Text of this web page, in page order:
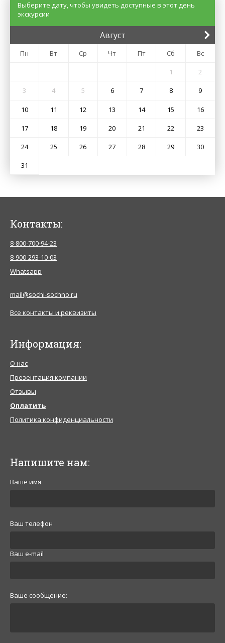
Выберите дату, чтобы увидеть доступные в этот день
экскурсии
Август
Пн Вт Ср Чт Пт Сб Вс
1 2
3 4 5 6 7 8 9
10 11 12 13 14 15 16
17 18 19 20 21 22 23
24 25 26 27 28 29 30
31
Контакты:
8-800-700-94-23
8-900-293-10-03
Whatsapp
mail@sochi-sochno.ru
Все контакты и реквизиты
Информация:
О нас
Презентация компании
Отзывы
Оплатить
Политика конфиденциальности
Напишите нам:
Ваше имя
Ваш телефон
Ваш e-mail
Ваше сообщение: